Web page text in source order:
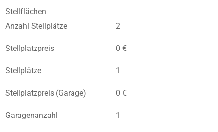
Stellflächen
Anzahl Stellplätze
2
Stellplatzpreis 0 €
Stellplätze 1
Stellplatzpreis (Garage) 0 €
Garagenanzahl 1